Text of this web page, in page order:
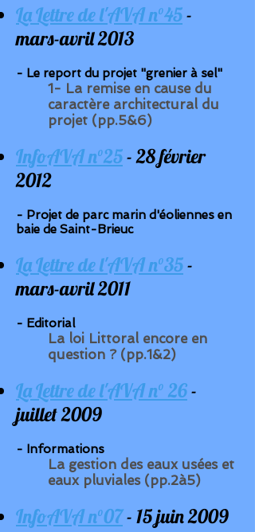
La Lettre de l'AVA n°45-
mars-avril 2013
- Le report du projet "grenier à sel"
1- La remise en cause du
caractère architectural du
projet (pp.5&6)
InfoAVA n°25- 28 février
2012
- Projet de parc marin d'éoliennes en
baie de Saint-Brieuc
La Lettre de l'AVA n°35-
mars-avril 2011
- Editorial
La loi Littoral encore en
question ? (pp.1&2)
La Lettre de l'AVA n° 26-
juillet 2009
- Informations
La gestion des eaux usées et
eaux pluviales (pp.2à5)
InfoAVA n°07- 15 juin 2009